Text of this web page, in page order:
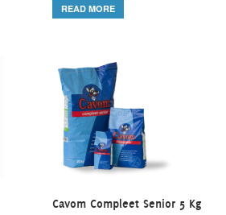
READ MORE
Cavom Compleet Senior 5 Kg